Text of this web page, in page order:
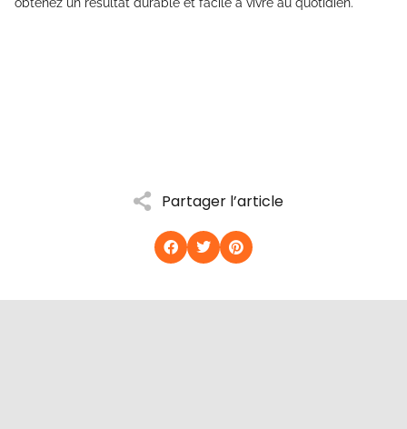
Partager l’article
obtenez un résultat durable et facile à vivre au quotidien.